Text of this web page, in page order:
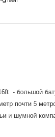
- большой
почти 5
и шумной